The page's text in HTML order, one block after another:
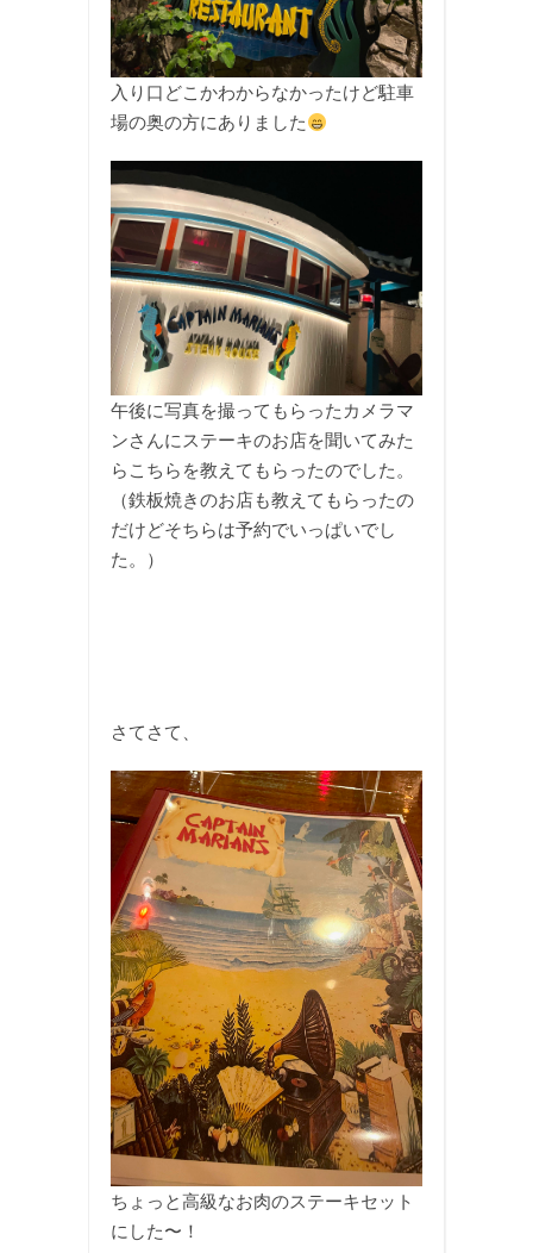
入り口どこかわからなかったけど駐車
場の奥の方にありました
午後に写真を撮ってもらったカメラマ
ンさんにステーキのお店を聞いてみた
らこちらを教えてもらったのでした。
（鉄板焼きのお店も教えてもらったの
だけどそちらは予約でいっぱいでし
た。）
さてさて、
ちょっと高級なお肉のステーキセット
にした〜！